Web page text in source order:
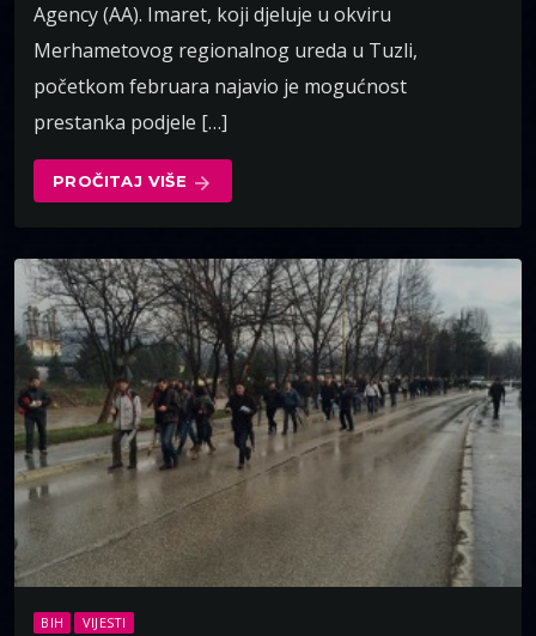
Agency (AA). Imaret, koji djeluje u okviru
Merhametovog regionalnog ureda u Tuzli,
početkom februara najavio je mogućnost
prestanka podjele […]
PROČITAJ VIŠE arrow_forward
BIH VIJESTI